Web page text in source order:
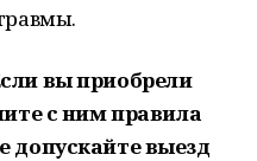
вы приобрели
с ним правила
допускайте выезд